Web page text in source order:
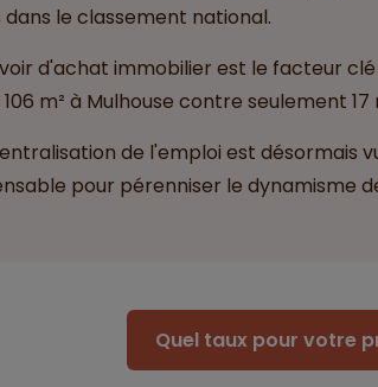
le classement national.
d'achat immobilier est le facteur
m² à Mulhouse contre seulement 17
de l'emploi est désormais
pour pérenniser le dynamisme
Quel taux pour votre